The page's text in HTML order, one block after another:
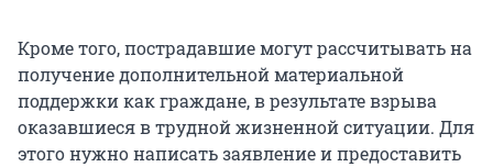
Кроме того, пострадавшие могут рассчитывать на
получение дополнительной материальной
поддержки как граждане, в результате взрыва
оказавшиеся в трудной жизненной ситуации. Для
этого нужно написать заявление и предоставить